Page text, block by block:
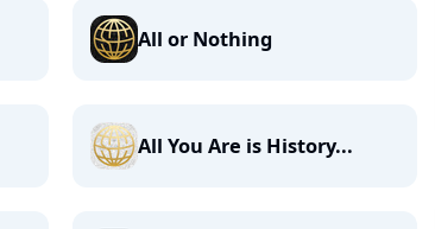
All or Nothing
All You Are is History...